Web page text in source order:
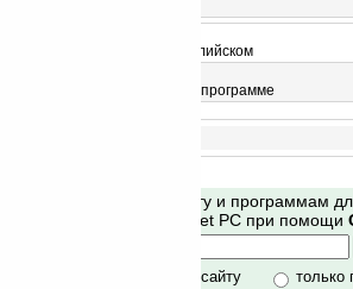
частым ошибкам в английском
утилит, собранных в одной программе
Поиск по сайту и программам
Mobile и Pocket PC при помощи
только по сайту
только